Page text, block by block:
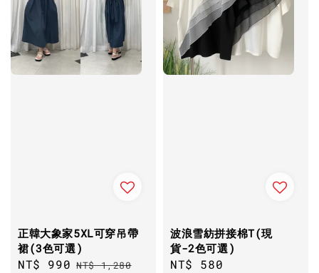
正韓大象家5XL可穿吊帶
裙(3色可選)
Sale
NT$ 990 Regular
NT$ 1,280
波浪雪紡拼接棉T(現
貨-2色可選)
Regular
NT$ 580